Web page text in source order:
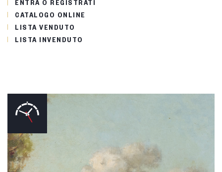
ENTRA O REGISTRATI
CATALOGO ONLINE
LISTA VENDUTO
LISTA INVENDUTO